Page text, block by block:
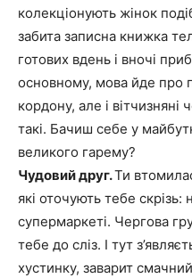
колекціонують жінок
забита записна книжка
готових вдень і вночі
основному, мова йде про
кордону, але і
такі. Бачиш себе у
великого гарему?
Чудовий друг.Ти
які оточують тебе скрізь:
супермаркеті. Чергова
тебе до сліз. І тут
хустинку, заварит